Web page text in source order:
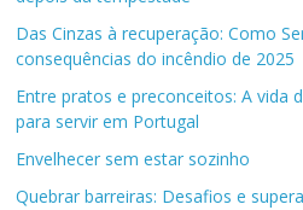
Das Cinzas à recuperação: Como
consequências do incêndio de 2025
Entre pratos e preconceitos: A vida
para servir em Portugal
Envelhecer sem estar sozinho
Quebrar barreiras: Desafios e